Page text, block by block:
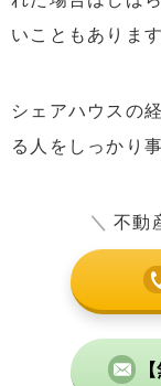
いこともあります
シェアハウスの
る人をしっかり
＼ 不動